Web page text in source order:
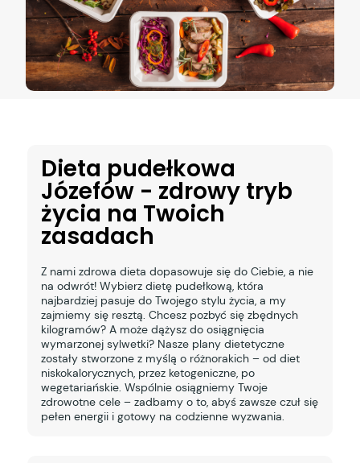
Dieta pudełkowa
Józefów - zdrowy tryb
życia na Twoich
zasadach
Z nami zdrowa dieta dopasowuje się do Ciebie, a nie
na odwrót! Wybierz dietę pudełkową, która
najbardziej pasuje do Twojego stylu życia, a my
zajmiemy się resztą. Chcesz pozbyć się zbędnych
kilogramów? A może dążysz do osiągnięcia
wymarzonej sylwetki? Nasze plany dietetyczne
zostały stworzone z myślą o różnorakich – od diet
niskokalorycznych, przez ketogeniczne, po
wegetariańskie. Wspólnie osiągniemy Twoje
zdrowotne cele – zadbamy o to, abyś zawsze czuł się
pełen energii i gotowy na codzienne wyzwania.